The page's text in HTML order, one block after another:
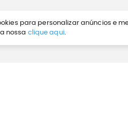
para personalizar anúncios e
nossa clique aqui.